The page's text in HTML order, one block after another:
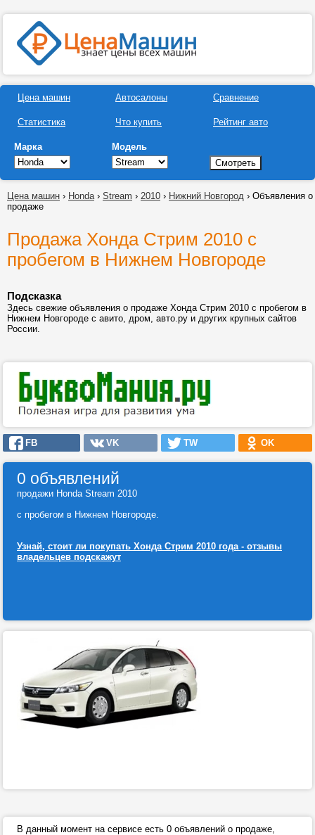
Цена машин
Статистика
Автосалоны
Что купить
Сравнение
Рейтинг авто
Марка Модель
Цена машин › Honda› Stream › 2010 › Нижний Новгород › Объявления о
продаже
Продажа Хонда Стрим 2010 с
пробегом в Нижнем Новгороде
Подсказка
Здесь свежие объявления о продаже Хонда Стрим 2010 с пробегом в
Нижнем Новгороде с авито, дром, авто.ру и других крупных сайтов
России.
FB VK TW OK
0 объявлений
продажи Honda Stream 2010
с пробегом в Нижнем Новгороде.
Узнай, стоит ли покупать Хонда Стрим 2010 года - отзывы
владельцев подскажут
В данный момент на сервисе есть 0 объявлений о продаже,